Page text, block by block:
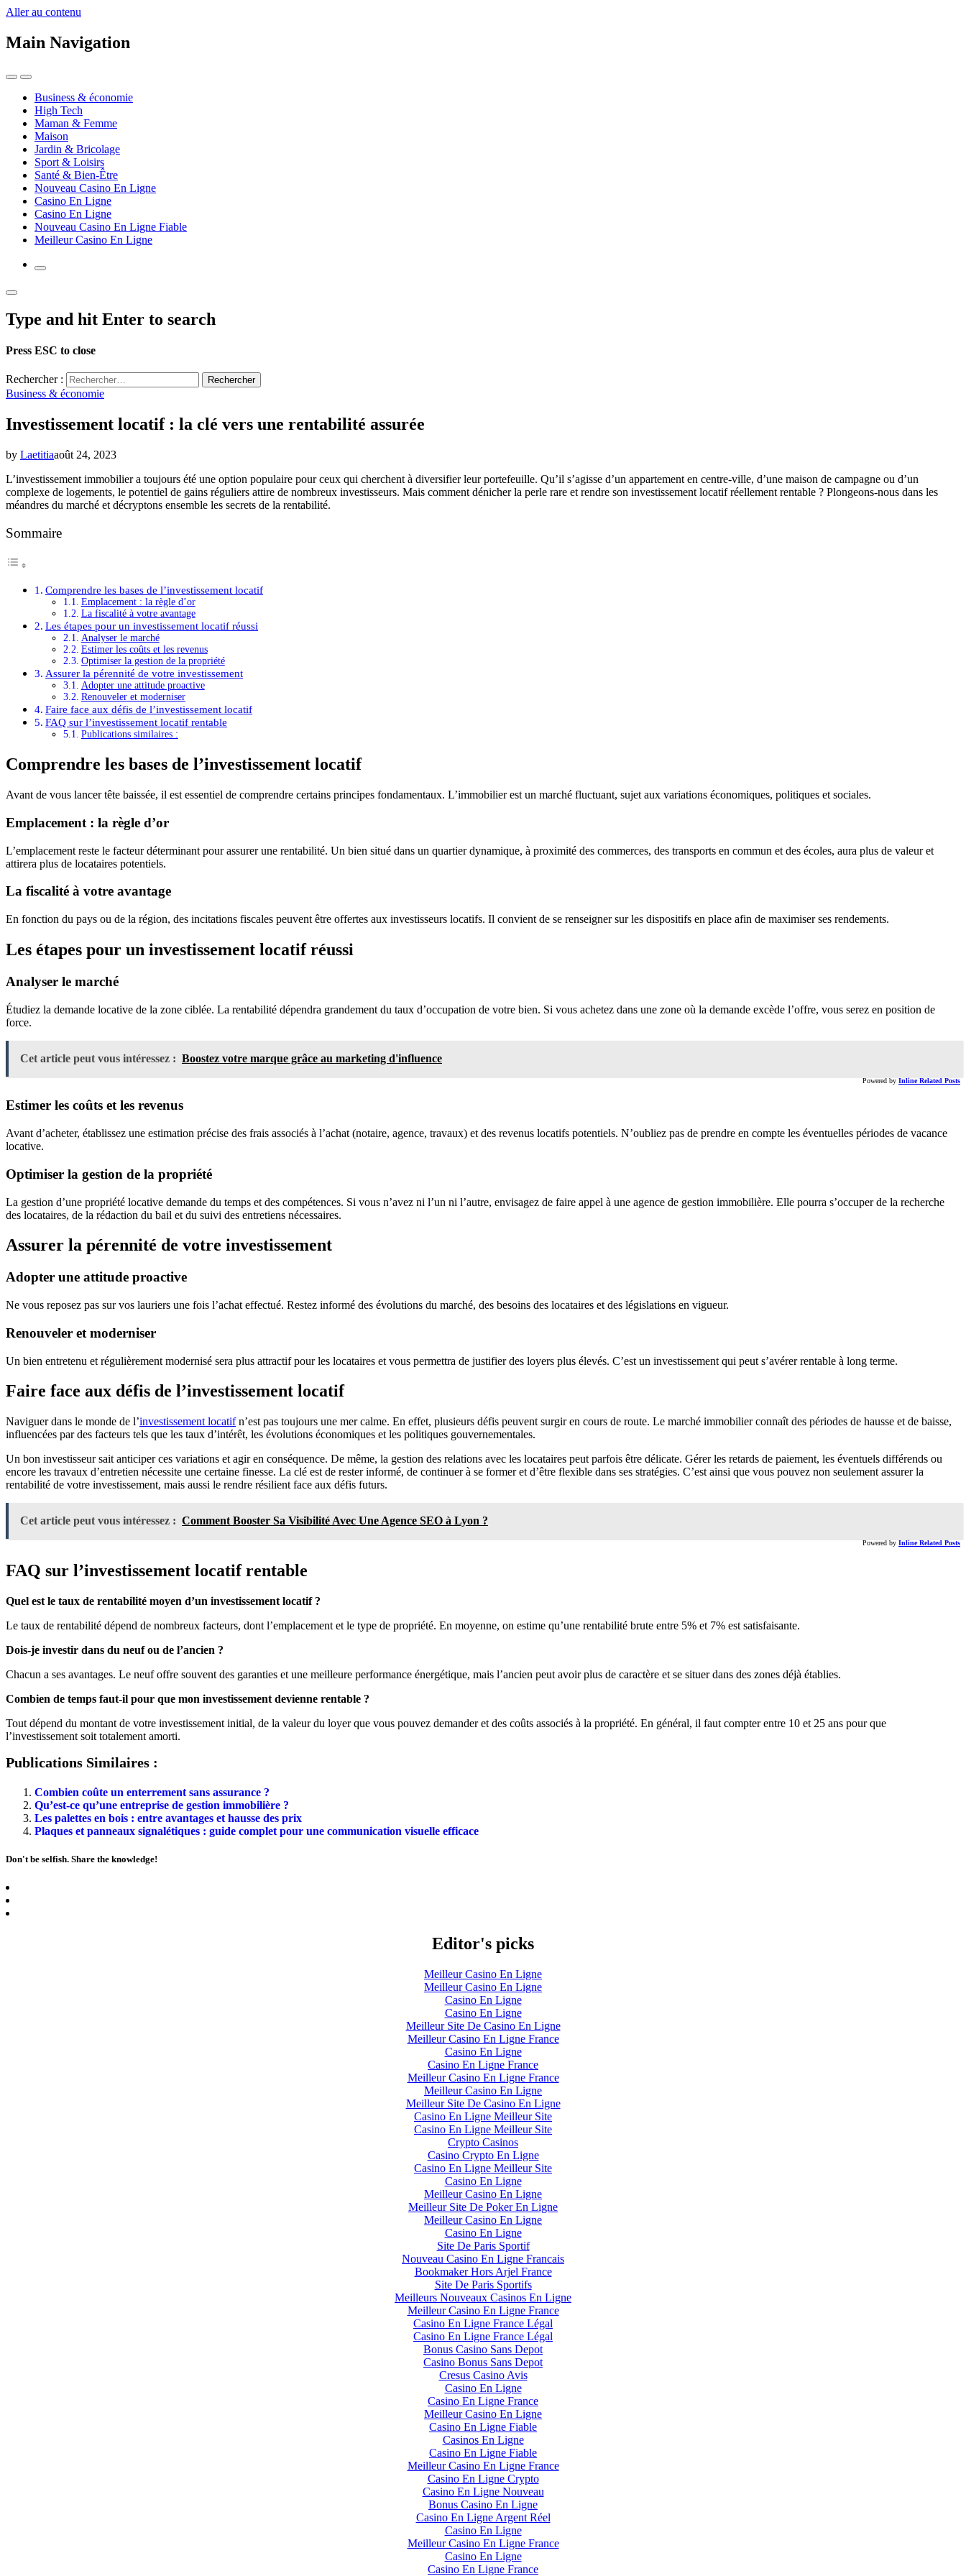
Aller au contenu
Main Navigation
Business & économie
High Tech
Maman & Femme
Maison
Jardin & Bricolage
Sport & Loisirs
Santé & Bien-Être
Nouveau Casino En Ligne
Casino En Ligne
Casino En Ligne
Nouveau Casino En Ligne Fiable
Meilleur Casino En Ligne
Type and hit Enter to search
Press ESC to close
Rechercher :
Business & économie
Investissement locatif : la clé vers une rentabilité assurée
by Laetitiaaoût 24, 2023
L’investissement immobilier a toujours été une option populaire pour ceux qui cherchent à diversifier leur portefeuille. Qu’il s’agisse d’un appartement en centre-ville, d’une maison de campagne ou d’un
complexe de logements, le potentiel de gains réguliers attire de nombreux investisseurs. Mais comment dénicher la perle rare et rendre son investissement locatif réellement rentable ? Plongeons-nous dans les
méandres du marché et décryptons ensemble les secrets de la rentabilité.
Sommaire
Comprendre les bases de l’investissement locatif
Emplacement : la règle d’or
La fiscalité à votre avantage
Les étapes pour un investissement locatif réussi
Analyser le marché
Estimer les coûts et les revenus
Optimiser la gestion de la propriété
Assurer la pérennité de votre investissement
Adopter une attitude proactive
Renouveler et moderniser
Faire face aux défis de l’investissement locatif
FAQ sur l’investissement locatif rentable
Publications similaires :
Comprendre les bases de l’investissement locatif
Avant de vous lancer tête baissée, il est essentiel de comprendre certains principes fondamentaux. L’immobilier est un marché fluctuant, sujet aux variations économiques, politiques et sociales.
Emplacement : la règle d’or
L’emplacement reste le facteur déterminant pour assurer une rentabilité. Un bien situé dans un quartier dynamique, à proximité des commerces, des transports en commun et des écoles, aura plus de valeur et
attirera plus de locataires potentiels.
La fiscalité à votre avantage
En fonction du pays ou de la région, des incitations fiscales peuvent être offertes aux investisseurs locatifs. Il convient de se renseigner sur les dispositifs en place afin de maximiser ses rendements.
Les étapes pour un investissement locatif réussi
Analyser le marché
Étudiez la demande locative de la zone ciblée. La rentabilité dépendra grandement du taux d’occupation de votre bien. Si vous achetez dans une zone où la demande excède l’offre, vous serez en position de
force.
Cet article peut vous intéressez : Boostez votre marque grâce au marketing d'influence
Powered by Inline Related Posts
Estimer les coûts et les revenus
Avant d’acheter, établissez une estimation précise des frais associés à l’achat (notaire, agence, travaux) et des revenus locatifs potentiels. N’oubliez pas de prendre en compte les éventuelles périodes de vacance
locative.
Optimiser la gestion de la propriété
La gestion d’une propriété locative demande du temps et des compétences. Si vous n’avez ni l’un ni l’autre, envisagez de faire appel à une agence de gestion immobilière. Elle pourra s’occuper de la recherche
des locataires, de la rédaction du bail et du suivi des entretiens nécessaires.
Assurer la pérennité de votre investissement
Adopter une attitude proactive
Ne vous reposez pas sur vos lauriers une fois l’achat effectué. Restez informé des évolutions du marché, des besoins des locataires et des législations en vigueur.
Renouveler et moderniser
Un bien entretenu et régulièrement modernisé sera plus attractif pour les locataires et vous permettra de justifier des loyers plus élevés. C’est un investissement qui peut s’avérer rentable à long terme.
Faire face aux défis de l’investissement locatif
Naviguer dans le monde de l’investissement locatifn’est pas toujours une mer calme. En effet, plusieurs défis peuvent surgir en cours de route. Le marché immobilier connaît des périodes de hausse et de baisse,
influencées par des facteurs tels que les taux d’intérêt, les évolutions économiques et les politiques gouvernementales.
Un bon investisseur sait anticiper ces variations et agir en conséquence. De même, la gestion des relations avec les locataires peut parfois être délicate. Gérer les retards de paiement, les éventuels différends ou
encore les travaux d’entretien nécessite une certaine finesse. La clé est de rester informé, de continuer à se former et d’être flexible dans ses stratégies. C’est ainsi que vous pouvez non seulement assurer la
rentabilité de votre investissement, mais aussi le rendre résilient face aux défis futurs.
Cet article peut vous intéressez : Comment Booster Sa Visibilité Avec Une Agence SEO à Lyon ?
Powered by Inline Related Posts
FAQ sur l’investissement locatif rentable
Quel est le taux de rentabilité moyen d’un investissement locatif ?
Le taux de rentabilité dépend de nombreux facteurs, dont l’emplacement et le type de propriété. En moyenne, on estime qu’une rentabilité brute entre 5% et 7% est satisfaisante.
Dois-je investir dans du neuf ou de l’ancien ?
Chacun a ses avantages. Le neuf offre souvent des garanties et une meilleure performance énergétique, mais l’ancien peut avoir plus de caractère et se situer dans des zones déjà établies.
Combien de temps faut-il pour que mon investissement devienne rentable ?
Tout dépend du montant de votre investissement initial, de la valeur du loyer que vous pouvez demander et des coûts associés à la propriété. En général, il faut compter entre 10 et 25 ans pour que
l’investissement soit totalement amorti.
Publications Similaires :
Combien coûte un enterrement sans assurance ?
Qu’est-ce qu’une entreprise de gestion immobilière ?
Les palettes en bois : entre avantages et hausse des prix
Plaques et panneaux signalétiques : guide complet pour une communication visuelle efficace
Don't be selfish. Share the knowledge!
Editor's picks
Meilleur Casino En Ligne
Meilleur Casino En Ligne
Casino En Ligne
Casino En Ligne
Meilleur Site De Casino En Ligne
Meilleur Casino En Ligne France
Casino En Ligne
Casino En Ligne France
Meilleur Casino En Ligne France
Meilleur Casino En Ligne
Meilleur Site De Casino En Ligne
Casino En Ligne Meilleur Site
Casino En Ligne Meilleur Site
Crypto Casinos
Casino Crypto En Ligne
Casino En Ligne Meilleur Site
Casino En Ligne
Meilleur Casino En Ligne
Meilleur Site De Poker En Ligne
Meilleur Casino En Ligne
Casino En Ligne
Site De Paris Sportif
Nouveau Casino En Ligne Francais
Bookmaker Hors Arjel France
Site De Paris Sportifs
Meilleurs Nouveaux Casinos En Ligne
Meilleur Casino En Ligne France
Casino En Ligne France Légal
Casino En Ligne France Légal
Bonus Casino Sans Depot
Casino Bonus Sans Depot
Cresus Casino Avis
Casino En Ligne
Casino En Ligne France
Meilleur Casino En Ligne
Casino En Ligne Fiable
Casinos En Ligne
Casino En Ligne Fiable
Meilleur Casino En Ligne France
Casino En Ligne Crypto
Casino En Ligne Nouveau
Bonus Casino En Ligne
Casino En Ligne Argent Réel
Casino En Ligne
Meilleur Casino En Ligne France
Casino En Ligne
Casino En Ligne France